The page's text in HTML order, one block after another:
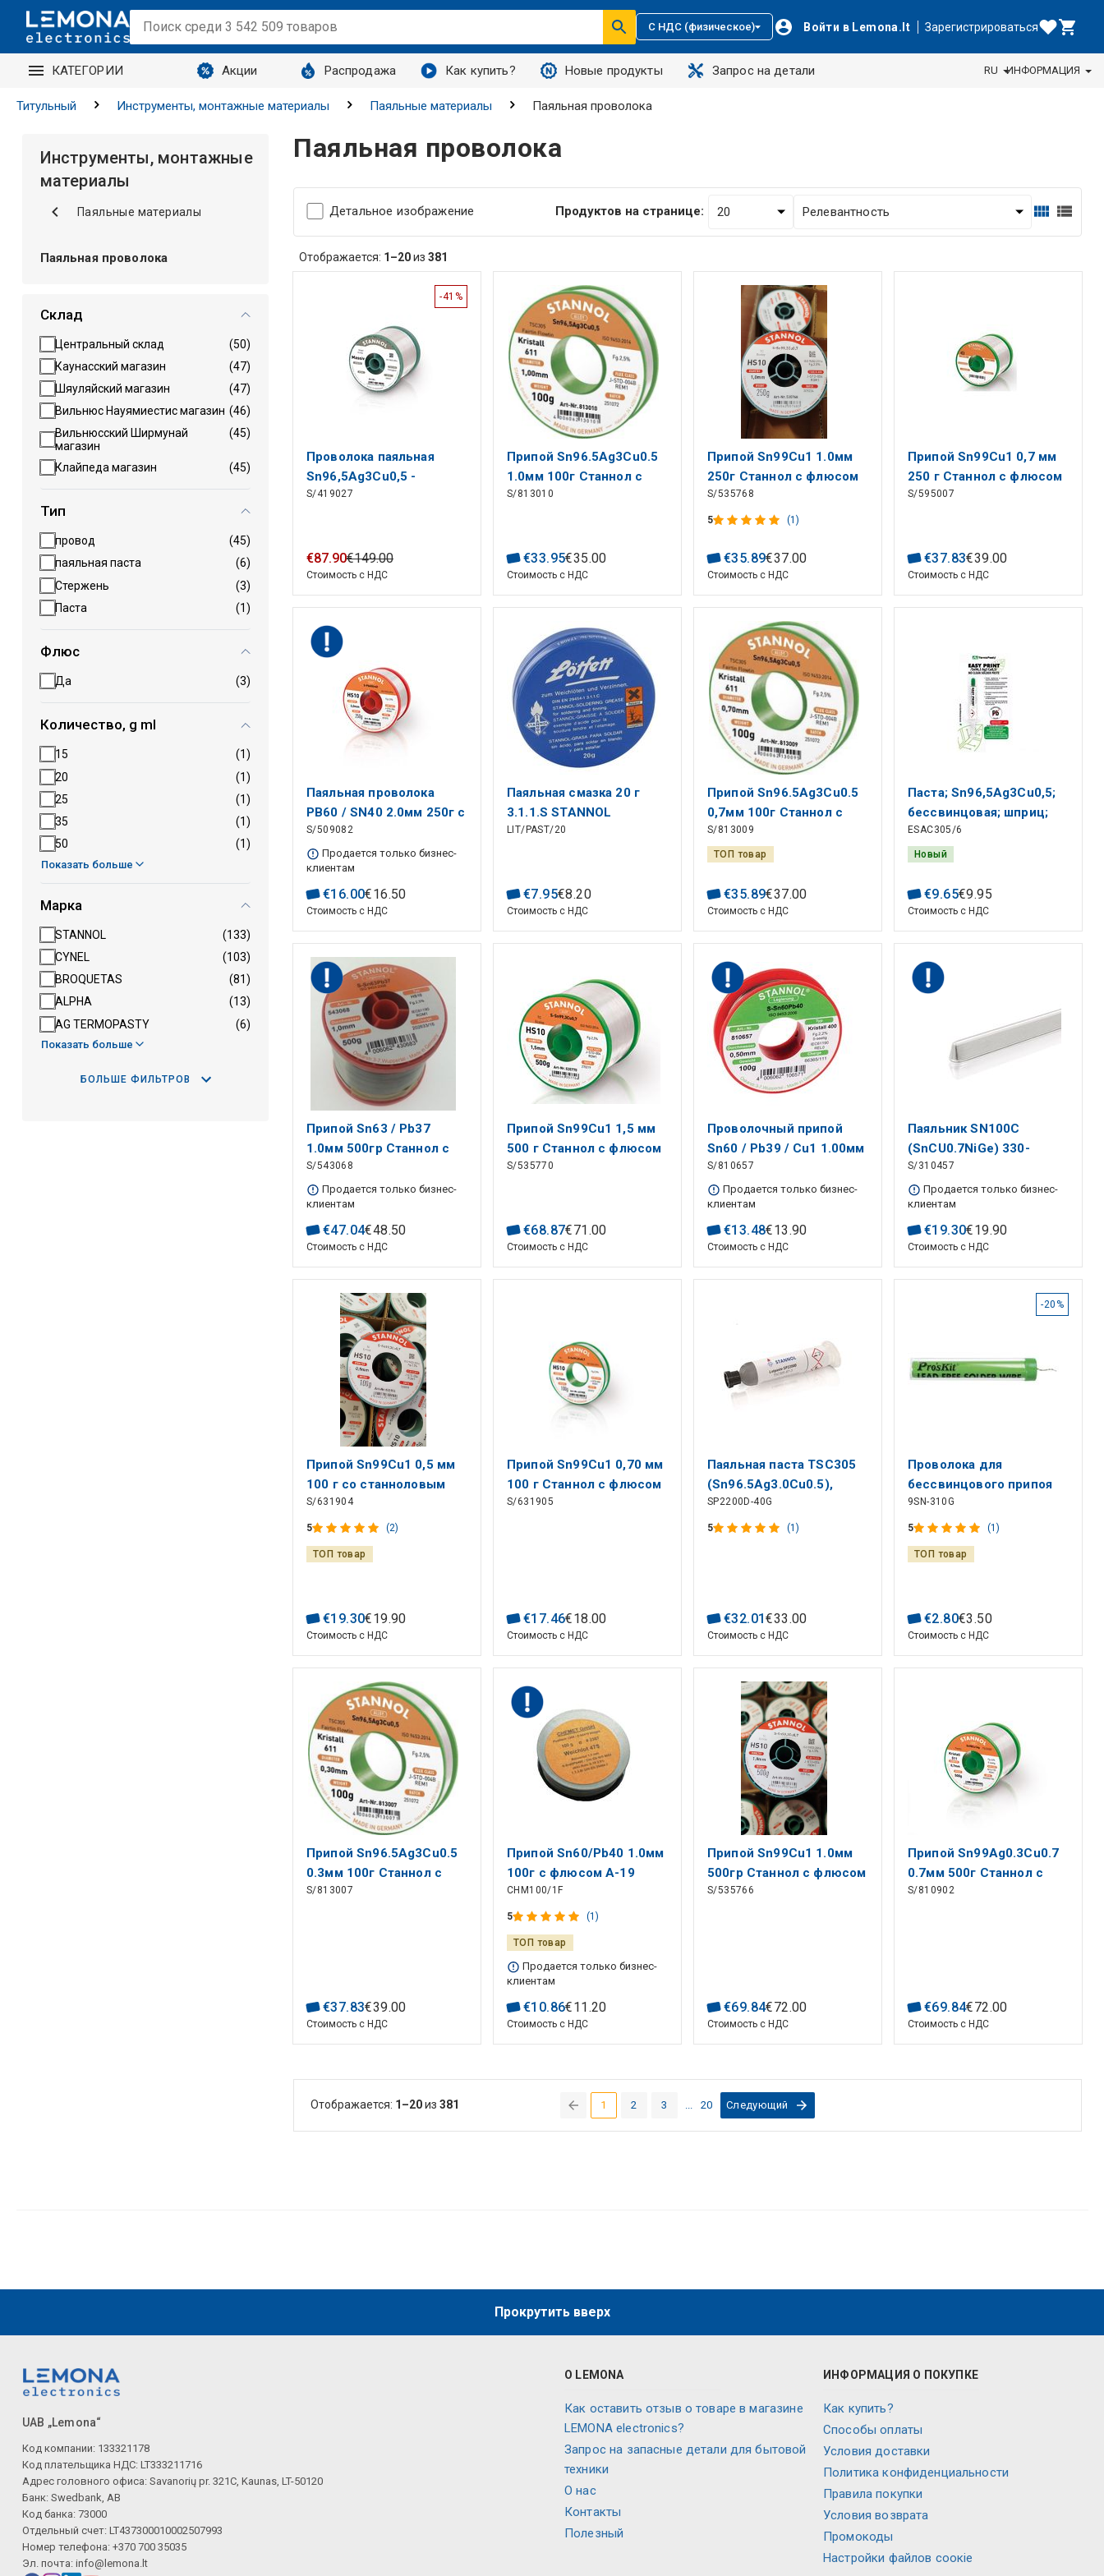
С НДС (физическое) Войти в Lemona.lt Зарегистрироваться
КАТЕГОРИИ Акции Распродажа Как купить? Новые продукты Запрос на детали RU ИНФОРМАЦИЯ
Титульный Инструменты, монтажные материалы Паяльные материалы Паяльная проволока
Паяльная проволока
Детальное изображение Продуктов на странице:
Отображается: 1–20из 381
-41%
Проволока паяльная
Sn96,5Ag3Cu0,5 -
TSC305 3мм
S/419027
€87.90€149.00
Стоимость с НДС
Припой Sn96.5Ag3Cu0.5
1.0мм 100г Станнол с
флюсом
S/813010
€33.95€35.00
Стоимость с НДС
Припой Sn99Cu1 1.0мм
250г Станнол с флюсом
S/535768
5 (1)
€35.89€37.00
Стоимость с НДС
Припой Sn99Cu1 0,7 мм
250 г Станнол с флюсом
S/595007
€37.83€39.00
Стоимость с НДС
Паяльная проволока
PB60 / SN40 2.0мм 250г с
флюсом Stannol
S/509082
Продается только бизнес-
клиентам
€16.00€16.50
Стоимость с НДС
Паяльная смазка 20 г
3.1.1.S STANNOL
LIT/PAST/20
€7.95€8.20
Стоимость с НДС
Припой Sn96.5Ag3Cu0.5
0,7мм 100г Станнол с
флюсом
S/813009
ТОП товар
€35.89€37.00
Стоимость с НДС
Паста; Sn96,5Ag3Cu0,5;
бессвинцовая; шприц;
25÷45 мкм; 6 г; 217 °C; 12
% AG TERMOPASTY
ESAC305/6
Новый
€9.65€9.95
Стоимость с НДС
Припой Sn63 / Pb37
1.0мм 500гр Станнол с
флюсом
S/543068
Продается только бизнес-
клиентам
€47.04€48.50
Стоимость с НДС
Припой Sn99Cu1 1,5 мм
500 г Станнол с флюсом
S/535770
€68.87€71 .00
Стоимость с НДС
Проволочный припой
Sn60 / Pb39 / Cu1 1.00мм
500г с флюсом Stannol
S/810657
Продается только бизнес-
клиентам
€13.48€13 .90
Стоимость с НДС
Паяльник SN100C
(SnCU0.7NiGe) 330-
370гр. Станнол
S/310457
Продается только бизнес-
клиентам
€19.30€19.90
Стоимость с НДС
Припой Sn99Cu1 0,5 мм
100 г со станноловым
флюсом
S/631904
5 (2)
ТОП товар
€19.30€19.90
Стоимость с НДС
Припой Sn99Cu1 0,70 мм
100 г Станнол с флюсом
S/631905
€17.46€18.00
Стоимость с НДС
Паяльная паста TSC305
(Sn96.5Ag3.0Cu0.5),
Станнол
SP2200D-40G
5 (1)
€32.01€33 .00
Стоимость с НДС
-20%
Проволока для
бессвинцового припоя
(Sn 99.3%, Cu 0.7%)
9SN-310G
5 (1)
ТОП товар
€2.80€3 .50
Стоимость с НДС
Припой Sn96.5Ag3Cu0.5
0.3мм 100г Станнол с
флюсом
S/813007
€37.83€39.00
Стоимость с НДС
Припой Sn60/Pb40 1.0мм
100г с флюсом А-19
Chemet
CHM100/1F
5 (1)
ТОП товар
Продается только бизнес-
клиентам
€10.86€11 .20
Стоимость с НДС
Припой Sn99Cu1 1.0мм
500гр Станнол с флюсом
S/535766
€69.84€72.00
Стоимость с НДС
Припой Sn99Ag0.3Cu0.7
0.7мм 500г Станнол с
флюсом
S/810902
€69.84€72.00
Стоимость с НДС
1(current)
2 3 20 Следующий
Отображается: 1–20из 381
Инструменты, монтажные
материалы
Паяльные материалы
Паяльная проволока
Склад
Центральный склад
(50)
Каунасский магазин
(47)
Шяуляйский магазин
(47)
Вильнюс Науямиестис магазин (46)
Вильнюсский Ширмунай
магазин
(45)
Клайпеда магазин (45)
Тип
провод
(45)
паяльная паста
(6)
Cтержень
(3)
Паста
(1)
Флюс
Да (3)
Количество, g ml
15
(1)
20
(1)
25
(1)
35
(1)
50
(1)
Показать больше
Марка
STANNOL
(133)
CYNEL
(103)
BROQUETAS
(81)
ALPHA
(13)
AG TERMOPASTY
(6)
Показать больше
БОЛЬШЕ ФИЛЬТРОВ
Прокрутить вверх
UAB „Lemona“
Код компании: 133321178
Код плательщика НДС: LT333211716
Адрес головного офиса: Savanorių pr. 321C, Kaunas, LT-50120
Банк: Swedbank, AB
Код банка: 73000
Отдельный счет: LT437300010002507993
Номер телефона: +370 700 35035
Эл. почта: info@lemona.lt
О LEMONA
Как оставить отзыв о товаре в магазине
LEMONA electronics?
Запрос на запасные детали для бытовой
техники
O нас
Контакты
Полезный
ИНФОРМАЦИЯ О ПОКУПКЕ
Как купить?
Способы оплаты
Условия доставки
Политика конфиденциальности
Правила покупки
Условия возврата
Промокоды
Настройки файлов соокіе